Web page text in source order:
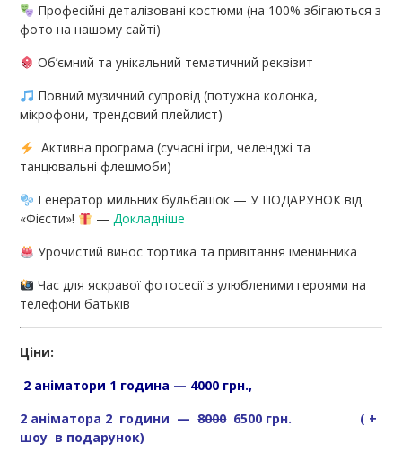
Професійні деталізовані костюми (на 100% збігаються з
фото на нашому сайті)
Об’ємний та унікальний тематичний реквізит
Повний музичний супровід (потужна колонка,
мікрофони, трендовий плейлист)
Активна програма (сучасні ігри, челенджі та
танцювальні флешмоби)
Генератор мильних бульбашок — У ПОДАРУНОК від
«Фієсти»!
—Докладніше
Урочистий винос тортика та привітання іменинника
Час для яскравої фотосесії з улюбленими героями на
телефони батьків
Ціни:
2 аніматори 1 година — 4000 грн.,
2 аніматора 2 години —80006500 грн. ( +
шоу в подарунок)